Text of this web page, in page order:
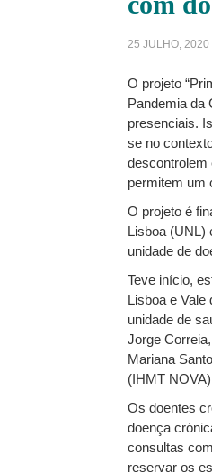
25 JULHO, 2020
O projeto
Pandemia da
presenciais.
se no
descontrolem
permitem um
O projeto é
Lisboa (UNL)
unidade de
Teve início,
Lisboa e
unidade de
Jorge
Mariana
(IHMT
Os doentes
doença
consultas
reservar os